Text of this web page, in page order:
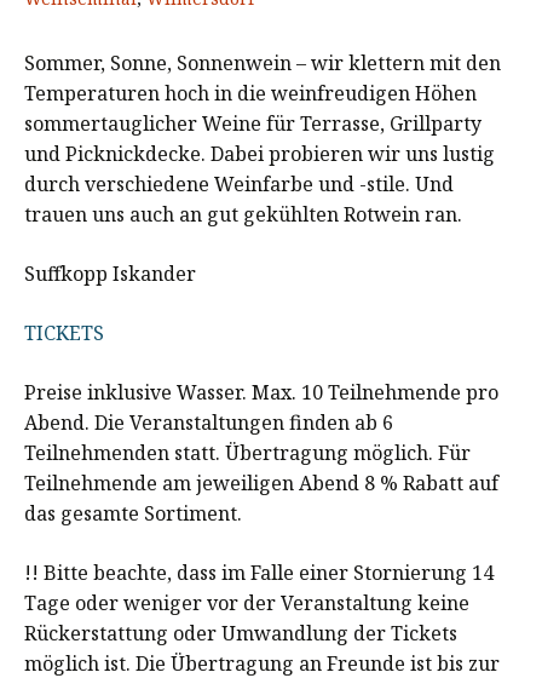
Sommer, Sonne, Sonnenwein – wir klettern mit den
Temperaturen hoch in die weinfreudigen Höhen
sommertauglicher Weine für Terrasse, Grillparty
und Picknickdecke. Dabei probieren wir uns lustig
durch verschiedene Weinfarbe und -stile. Und
trauen uns auch an gut gekühlten Rotwein ran.
Suffkopp Iskander
TICKETS
Preise inklusive Wasser. Max. 10 Teilnehmende pro
Abend. Die Veranstaltungen finden ab 6
Teilnehmenden statt. Übertragung möglich. Für
Teilnehmende am jeweiligen Abend 8 % Rabatt auf
das gesamte Sortiment.
!! Bitte beachte, dass im Falle einer Stornierung 14
Tage oder weniger vor der Veranstaltung keine
Rückerstattung oder Umwandlung der Tickets
möglich ist. Die Übertragung an Freunde ist bis zur